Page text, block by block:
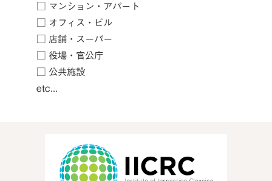
□ マンション・アパート
□ オフィス・ビル
□ 店舗・スーパー
□ 役場・官公庁
□ 公共施設
etc...